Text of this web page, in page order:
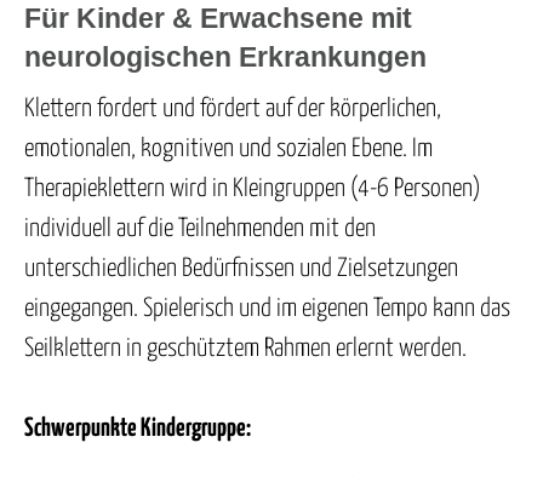
Für Kinder & Erwachsene mit
neurologischen Erkrankungen
Klettern fordert und fördert auf der körperlichen,
emotionalen, kognitiven und sozialen Ebene. Im
Therapieklettern wird in Kleingruppen (4-6 Personen)
individuell auf die Teilnehmenden mit den
unterschiedlichen Bedürfnissen und Zielsetzungen
eingegangen. Spielerisch und im eigenen Tempo kann das
Seilklettern in geschütztem Rahmen erlernt werden.
Schwerpunkte Kindergruppe: